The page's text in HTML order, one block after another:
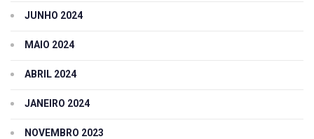
JUNHO 2024
MAIO 2024
ABRIL 2024
JANEIRO 2024
NOVEMBRO 2023